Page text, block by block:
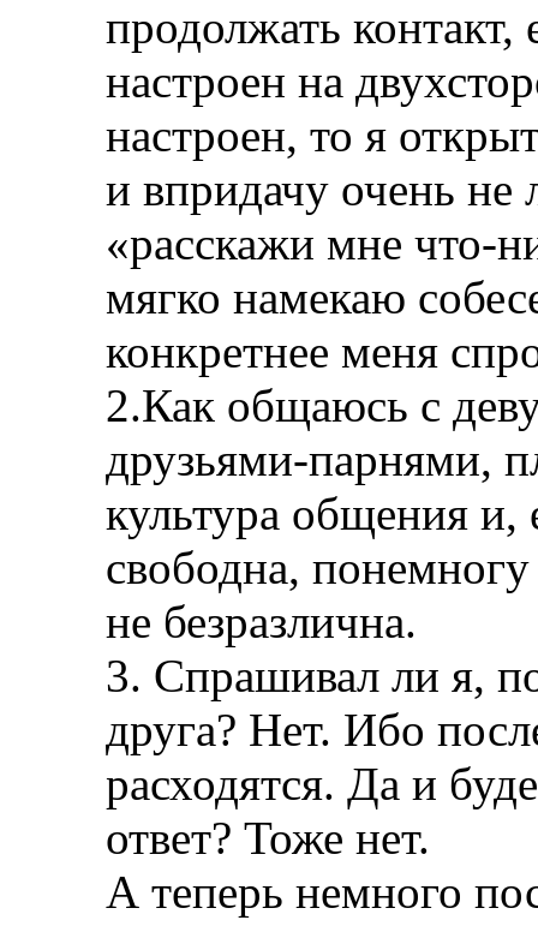
продолжать
настроен на
настроен, то я
и впридачу очень
«расскажи мне что-
мягко намекаю
конкретнее меня
2.Как общаюсь с
друзьями-парнями,
культура общения и,
свободна,
не безразлична.
3. Спрашивал ли я,
друга? Нет. Ибо
расходятся. Да и
ответ? Тоже нет.
А теперь немного